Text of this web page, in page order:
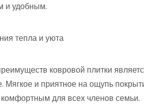
и удобным.
тепла и уюта
ковровой плитки
Мягкое и приятное на ощупь
для всех членов семьи.